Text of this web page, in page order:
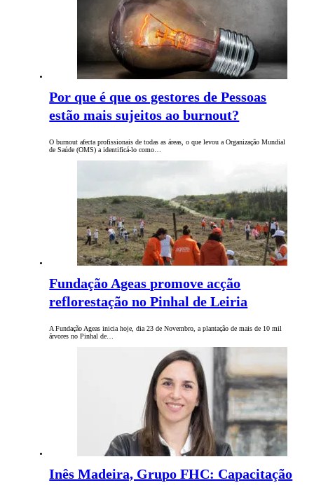
Por que é que os gestores de Pessoas
estão mais sujeitos ao burnout?
O burnout afecta profissionais de todas as áreas, o que levou a Organização Mundial
de Saúde (OMS) a identificá-lo como…
Fundação Ageas promove acção
reflorestação no Pinhal de Leiria
A Fundação Ageas inicia hoje, dia 23 de Novembro, a plantação de mais de 10 mil
árvores no Pinhal de…
Inês Madeira, Grupo FHC: Capacitação